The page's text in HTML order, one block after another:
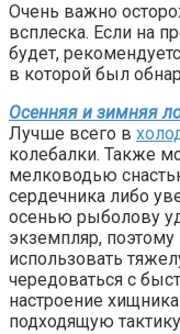
Очень важно
всплеска. Если на
будет,
в которой был
Осенняя и зимняя
Лучше всего в
колебалки. Также
мелководью
сердечника либо
осенью рыболову
экземпляр,
использовать
чередоваться с
настроение
подходящую